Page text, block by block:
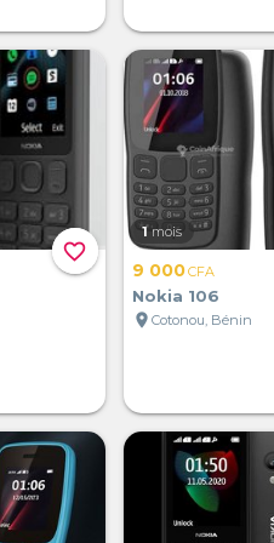
favorite_border
1 mois
9 000CFA
Nokia 106
location_on Cotonou, Bénin